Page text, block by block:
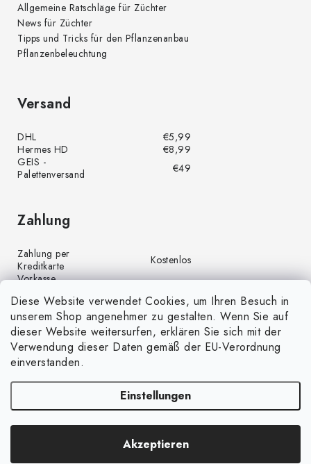
Diese Website verwendet Cookies, um Ihren Besuch in
unserem Shop angenehmer zu gestalten. Wenn Sie auf
dieser Website weitersurfen, erklären Sie sich mit der
Verwendung dieser Daten gemäß der EU-Verordnung
einverstanden.
Einstellungen
Akzeptieren
Allgemeine Ratschläge für Züchter
News für Züchter
Tipps und Tricks für den Pflanzenanbau
Pflanzenbeleuchtung
Versand
DHL
€5,99
Hermes HD
€8,99
GEIS -
Palettenversand
€49
Zahlung
Zahlung per
Kreditkarte
Kostenlos
Vorkasse
Zahlung per PayPal
Kostenlos
Nachnahme
€4,00
Copyright 2026GrünGarten.de. Alle Rechte vorbehalten.Cookie-
Einstellungen ändern